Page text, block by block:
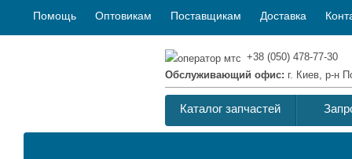
Помощь Оптовикам Поставщикам Доставка
+38 (050) 478-77-30
Обслуживающий офис: г. Киев, р-н
Каталог запчастей